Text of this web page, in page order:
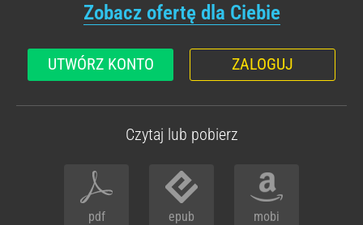
Zobacz ofertę dla Ciebie
UTWÓRZ KONTO ZALOGUJ
Czytaj lub pobierz
pdf epub mobi